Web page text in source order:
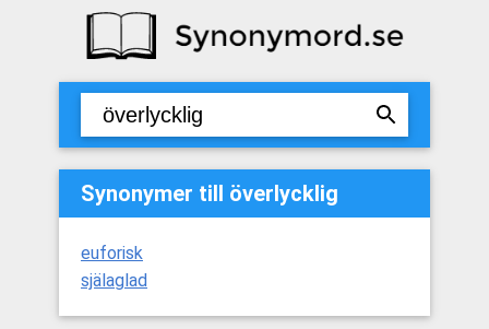
Synonymer till överlycklig
euforisk
själaglad